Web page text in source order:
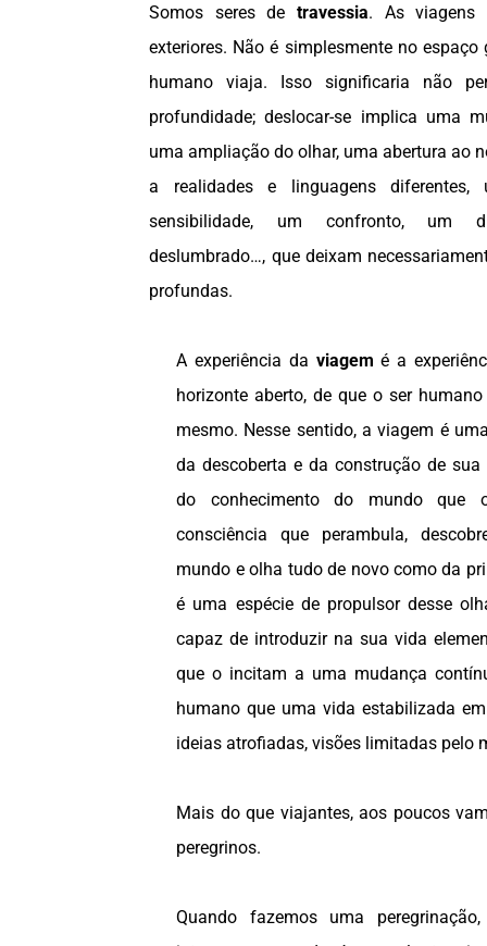
Somos seres detravessia. As viagens
exteriores. Não é simplesmente no espaço
humano viaja. Isso significaria não
profundidade; deslocar-se implica uma
uma ampliação do olhar, uma abertura ao
a realidades e linguagens diferentes,
sensibilidade, um confronto, um
deslumbrado…, que deixam
profundas.
A experiência da viagem é a
horizonte aberto, de que o ser
mesmo. Nesse sentido, a viagem é
da descoberta e da construção de
do conhecimento do mundo
consciência que perambula,
mundo e olha tudo de novo como da
é uma espécie de propulsor desse
capaz de introduzir na sua vida
que o incitam a uma mudança
humano que uma vida estabilizada
ideias atrofiadas, visões limitadas pelo
Mais do que viajantes, aos poucos
peregrinos.
Quando fazemos uma